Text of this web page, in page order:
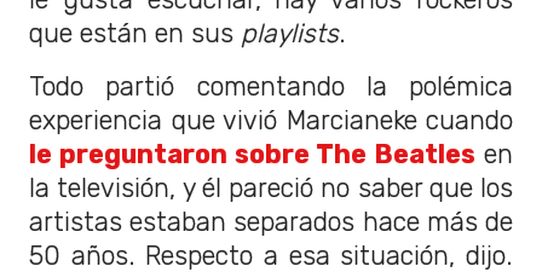
que están en sus playlists.
Todo partió comentando la polémica
experiencia que vivió Marcianeke cuando
le preguntaron sobre The Beatles en
la televisión, y él pareció no saber que los
artistas estaban separados hace más de
50 años. Respecto a esa situación, dijo.